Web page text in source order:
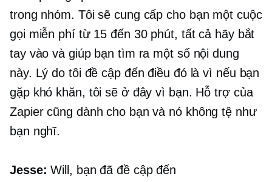
trong nhóm. Tôi sẽ cung cấp cho bạn một cuộc
gọi miễn phí từ 15 đến 30 phút, tất cả hãy bắt
tay vào và giúp bạn tìm ra một số nội dung
này. Lý do tôi đề cập đến điều đó là vì nếu bạn
gặp khó khăn, tôi sẽ ở đây vì bạn. Hỗ trợ của
Zapier cũng dành cho bạn và nó không tệ như
bạn nghĩ.
Jesse: Will, bạn đã đề cập đến